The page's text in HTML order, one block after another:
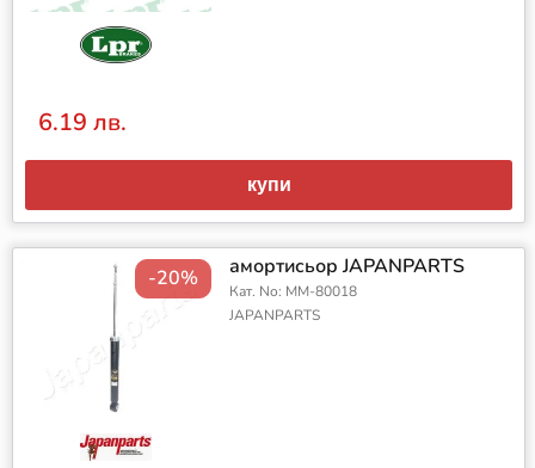
6.19 лв.
купи
-20% амортисьор JAPANPARTS
Кат. No: MM-80018
JAPANPARTS